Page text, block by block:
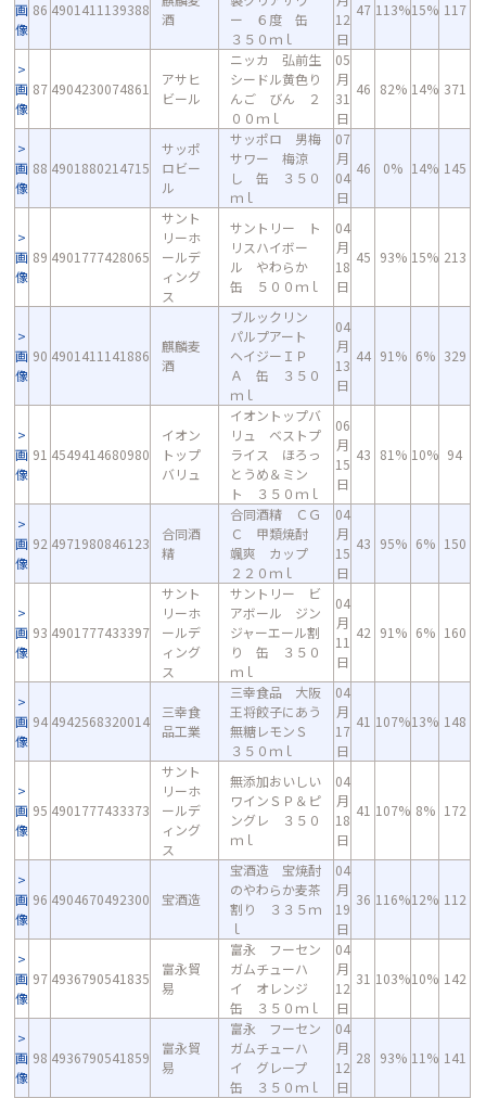
画
像
86 4901411139388
酒
ー ６度 缶
３５０ｍｌ
12
日
47 113%15% 117
画
像
87 4904230074861
アサヒ
ビール
ニッカ 弘前生
シードル黄色り
んご びん ２
００ｍｌ
05
月
31
日
46 82% 14% 371
画
像
88 4901880214715
サッポ
ロビー
ル
サッポロ 男梅
サワー 梅涼
し 缶 ３５０
ｍｌ
07
月
04
日
46 0% 14% 145
画
像
89 4901777428065
サント
リーホ
ールデ
ィング
ス
サントリー ト
リスハイボー
ル やわらか
缶 ５００ｍｌ
04
月
18
日
45 93% 15% 213
画
像
90 4901411141886
麒麟麦
酒
ブルックリン
パルプアート
ヘイジーＩＰ
Ａ 缶 ３５０
ｍｌ
04
月
13
日
44 91% 6% 329
画
像
91 4549414680980
イオン
トップ
バリュ
イオントップバ
リュ ベストプ
ライス ほろっ
とうめ＆ミン
ト ３５０ｍｌ
06
月
15
日
43 81% 10% 94
画
像
92 4971980846123
合同酒
精
合同酒精 ＣＧ
Ｃ 甲類焼酎
颯爽 カップ
２２０ｍｌ
04
月
15
日
43 95% 6% 150
画
像
93 4901777433397
サント
リーホ
ールデ
ィング
ス
サントリー ビ
アボール ジン
ジャーエール割
り 缶 ３５０
ｍｌ
04
月
11
日
42 91% 6% 160
画
像
94 4942568320014
三幸食
品工業
三幸食品 大阪
王将餃子にあう
無糖レモンＳ
３５０ｍｌ
04
月
17
日
41 107%13% 148
画
像
95 4901777433373
サント
リーホ
ールデ
ィング
ス
無添加おいしい
ワインＳＰ＆ピ
ングレ ３５０
ｍｌ
04
月
18
日
41 107% 8% 172
画
像
96 4904670492300 宝酒造
宝酒造 宝焼酎
のやわらか麦茶
割り ３３５ｍ
ｌ
04
月
19
日
36 116%12% 112
画
像
97 4936790541835
富永貿
易
富永 フーセン
ガムチューハ
イ オレンジ
缶 ３５０ｍｌ
04
月
12
日
31 103%10% 142
画
像
98 4936790541859
富永貿
易
富永 フーセン
ガムチューハ
イ グレープ
缶 ３５０ｍｌ
04
月
12
日
28 93% 11% 141